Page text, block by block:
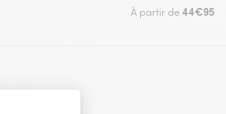
À partir de44€95